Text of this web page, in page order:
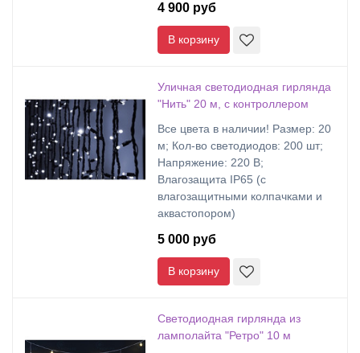
4 900 руб
В корзину
Уличная светодиодная гирлянда
"Нить" 20 м, с контроллером
Все цвета в наличии! Размер: 20
м; Кол-во светодиодов: 200 шт;
Напряжение: 220 В;
Влагозащита IP65 (с
влагозащитными колпачками и
аквастопором)
5 000 руб
В корзину
Светодиодная гирлянда из
ламполайта "Ретро" 10 м